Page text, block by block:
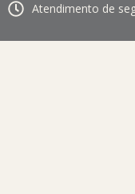
Atendimento de